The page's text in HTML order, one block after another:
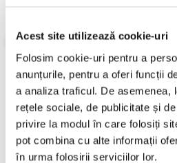
Acest site utilizează cookie-uri
Folosim cookie-uri pentru a
anunțurile, pentru a oferi funcții
a analiza traficul. De asemenea,
rețele sociale, de publicitate și
privire la modul în care folosiți
pot combina cu alte informații
în urma folosirii serviciilor lor.
An Lansare:-
Stare Disc:Mint (M)
Stare Coperta:Near Mint (NM or M-)
Informatii conformitate produs
Review-uri(0)